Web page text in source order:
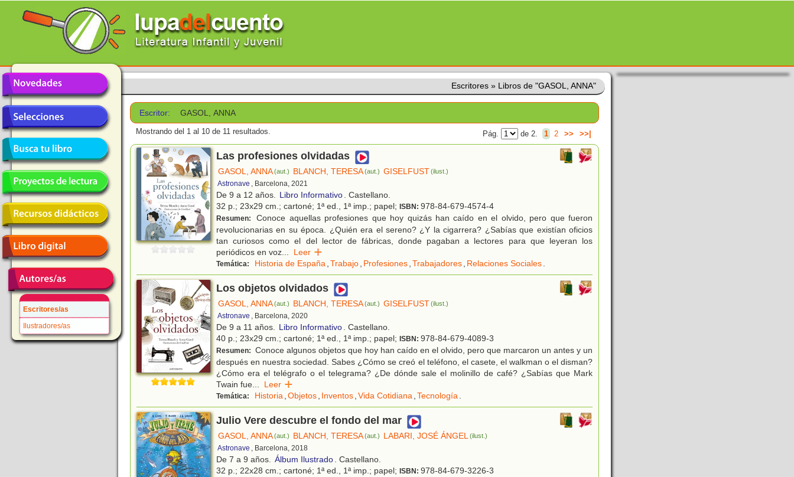
Escritores/as
Ilustradores/as
Escritores » Libros de "GASOL, ANNA"
Escritor: GASOL, ANNA
Mostrando del 1 al 10 de 11 resultados. Pág. de 2. 1 2 >> >>|
Las profesiones olvidadas
GASOL, ANNA(aut.) BLANCH, TERESA(aut.) GISELFUST (ilust.)
Astronave , Barcelona, 2021
De 9 a 12 años. Libro Informativo. Castellano.
32 p.; 23x29 cm.; cartoné; 1ª ed., 1ª imp.; papel; ISBN: 978-84-679-4574-4
Resumen:
Conoce aquellas profesiones que hoy quizás han caído en el olvido, pero que fueron
revolucionarias en su época. ¿Quién era el sereno? ¿Y la cigarrera? ¿Sabías que existían oficios
tan curiosos como el del lector de fábricas, donde pagaban a lectores para que leyeran los
periódicos en voz... Leer
Temática: Historia de España,Trabajo, Profesiones,Trabajadores, Relaciones Sociales.
Los objetos olvidados
GASOL, ANNA(aut.) BLANCH, TERESA(aut.) GISELFUST (ilust.)
Astronave , Barcelona, 2020
De 9 a 11 años. Libro Informativo. Castellano.
40 p.; 23x29 cm.; cartoné; 1ª ed., 1ª imp.; papel; ISBN: 978-84-679-4089-3
Resumen: Conoce algunos objetos que hoy han caído en el olvido, pero que marcaron un antes y un
después en nuestra sociedad. Sabes ¿Cómo se creó el teléfono, el casete, el walkman o el disman?
¿Cómo era el telégrafo o el telegrama? ¿De dónde sale el molinillo de café? ¿Sabías que Mark
Twain fue... Leer
Temática: Historia,Objetos, Inventos,Vida Cotidiana,Tecnología.
Julio Vere descubre el fondo del mar
GASOL, ANNA(aut.) BLANCH, TERESA(aut.) LABARI, JOSÉ ÁNGEL (ilust.)
Astronave , Barcelona, 2018
De 7 a 9 años. Álbum Ilustrado. Castellano.
32 p.; 22x28 cm.; cartoné; 1ª ed., 1ª imp.; papel; ISBN: 978-84-679-3226-3